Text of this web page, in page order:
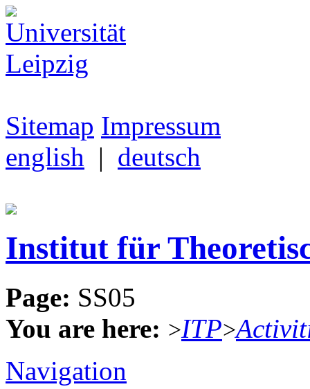
Sitemap Impressum
english | deutsch
Institut für
Page: SS05
You are here: >ITP>
Navigation